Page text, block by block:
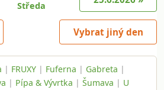
Středa
Vybrat jiný den
| FRUXY | Fuferna | Gabreta |
| Pípa & Vývrtka | Šumava | U